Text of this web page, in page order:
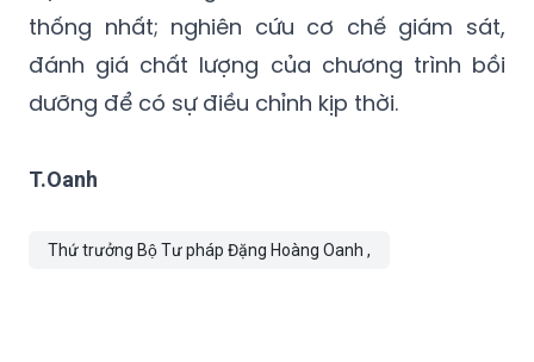
thống nhất; nghiên cứu cơ chế giám sát,
đánh giá chất lượng của chương trình bồi
dưỡng để có sự điều chỉnh kịp thời.
T.Oanh
Thứ trưởng Bộ Tư pháp Đặng Hoàng Oanh ,